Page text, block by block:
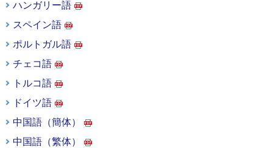
ハンガリー語
スペイン語
ポルトガル語
チェコ語
トルコ語
ドイツ語
中国語（簡体）
中国語（繁体）